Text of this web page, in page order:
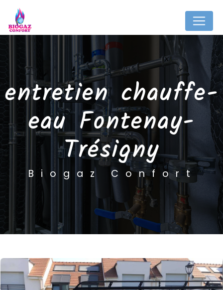
entretien chauffe-
eau Fontenay-
Trésigny
Biogaz Confort
Panneau de gestion des cookies